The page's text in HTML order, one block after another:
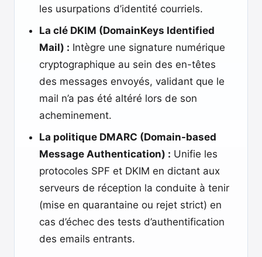
les usurpations d’identité courriels.
La clé DKIM (DomainKeys Identified
Mail) : Intègre une signature numérique
cryptographique au sein des en-têtes
des messages envoyés, validant que le
mail n’a pas été altéré lors de son
acheminement.
La politique DMARC (Domain-based
Message Authentication) : Unifie les
protocoles SPF et DKIM en dictant aux
serveurs de réception la conduite à tenir
(mise en quarantaine ou rejet strict) en
cas d’échec des tests d’authentification
des emails entrants.